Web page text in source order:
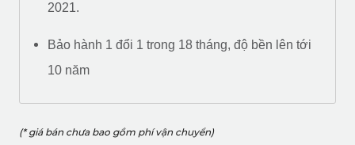
2021.
Bảo hành 1 đổi 1 trong 18 tháng, độ bền lên tới
10 năm
(* giá bán chưa bao gồm phí vận chuyển)